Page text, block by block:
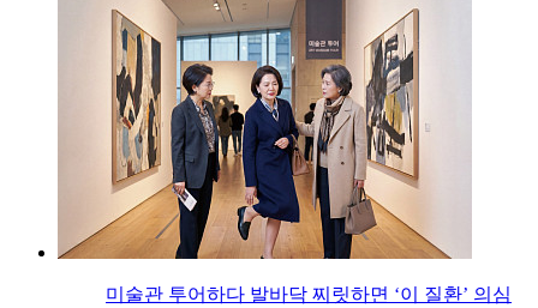
미술관 투어하다 발바닥 찌릿하면 ‘이 질환’ 의심